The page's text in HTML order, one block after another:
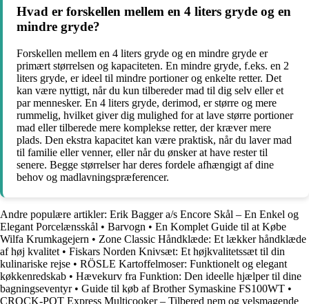
Hvad er forskellen mellem en 4 liters gryde og en
mindre gryde?
Forskellen mellem en 4 liters gryde og en mindre gryde er
primært størrelsen og kapaciteten. En mindre gryde, f.eks. en 2
liters gryde, er ideel til mindre portioner og enkelte retter. Det
kan være nyttigt, når du kun tilbereder mad til dig selv eller et
par mennesker. En 4 liters gryde, derimod, er større og mere
rummelig, hvilket giver dig mulighed for at lave større portioner
mad eller tilberede mere komplekse retter, der kræver mere
plads. Den ekstra kapacitet kan være praktisk, når du laver mad
til familie eller venner, eller når du ønsker at have rester til
senere. Begge størrelser har deres fordele afhængigt af dine
behov og madlavningspræferencer.
Andre populære artikler: Erik Bagger a/s Encore Skål – En Enkel og
Elegant Porcelænsskål • Barvogn • En Komplet Guide til at Købe
Wilfa Krumkagejern • Zone Classic Håndklæde: Et lækker håndklæde
af høj kvalitet • Fiskars Norden Knivsæt: Et højkvalitetssæt til din
kulinariske rejse • RÖSLE Kartoffelmoser: Funktionelt og elegant
køkkenredskab • Hævekurv fra Funktion: Den ideelle hjælper til dine
bagningseventyr• Guide til køb af Brother Symaskine FS100WT •
CROCK-POT Express Multicooker – Tilbered nem og velsmagende